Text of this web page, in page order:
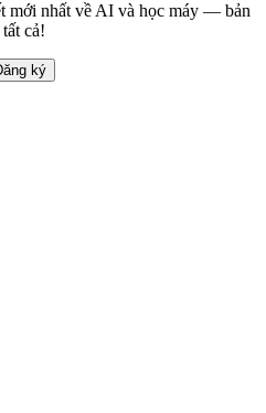
mới nhất về AI và học máy — bản
cả!
ký